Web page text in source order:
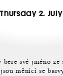
Thursday 2.
bere své jméno
měnící se